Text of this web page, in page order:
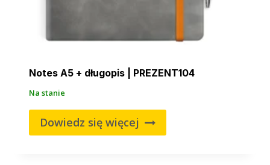
Notes A5 + długopis | PREZENT104
Na stanie
Dowiedz się więcej